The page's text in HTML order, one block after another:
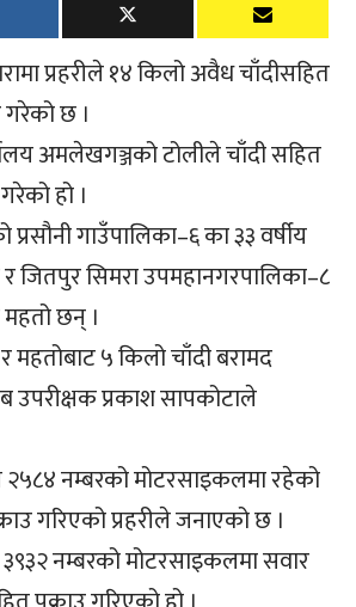
प्रहरीले १४ किलो अवैध चाँदीसहित
छ ।
अमलेखगञ्जको टोलीले चाँदी सहित
हो ।
प्रसौनी गाउँपालिका–६ का ३३ वर्षीय
जितपुर सिमरा उपमहानगरपालिका–८
छन् ।
महतोबाट ५ किलो चाँदी बरामद
उपरीक्षक प्रकाश सापकोटाले
२५८४ नम्बरको मोटरसाइकलमा रहेको
गरिएको प्रहरीले जनाएको छ ।
नम्बरको मोटरसाइकलमा सवार